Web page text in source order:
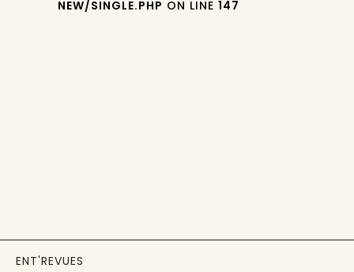
NEW/SINGLE.PHP ON LINE 147
ENT'REVUES